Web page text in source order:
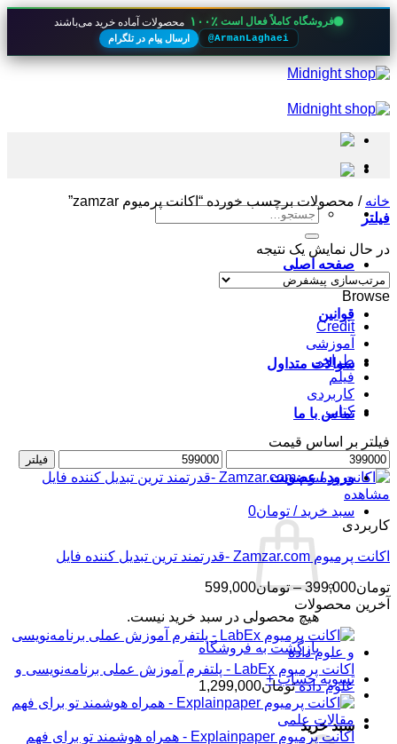
فروشگاه کاملاً فعال است ۱۰۰٪ محصولات آماده خرید می‌باشند
@ArmanLaghaei ارسال پیام در تلگرام
Skip
to
جستجو
صفحه اصلی
قوانین
سوالات متداول
تماس با ما
ورود / عضویت
سبد خرید / تومان0
هیچ محصولی در سبد خرید نیست.
بازگشت به فروشگاه
تسویه حساب +
سبد خرید
خانه / محصولات برچسب خورده “اکانت پرمیوم zamzar”
فیلتر
در حال نمایش یک نتیجه
Browse
Credit
آموزشی
طراحی
فیلم
کاربردی
کتاب
فیلتر بر اساس قیمت
حداقل
قیمت
حداکثر
قیمت
فیلتر
مشاهده
کاربردی
اکانت پرمیوم Zamzar.com -قدرتمند ترین تبدیل کننده فایل
تومان399,000
– تومان599,000
تومان399,000
تا
تومان599,000
آخرین محصولات
اکانت پرمیوم LabEx - پلتفرم آموزش عملی برنامه‌نویسی و
علوم داده تومان1,299,000
اکانت پرمیوم Explainpaper - همراه هوشمند تو برای فهم